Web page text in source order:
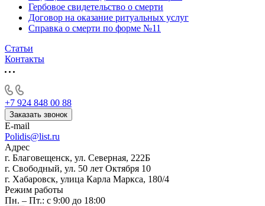
Гербовое свидетельство о смерти
Договор на оказание ритуальных услуг
Справка о смерти по форме №11
Статьи
Контакты
+7 924 848 00 88
Заказать звонок
E-mail
Polidis@list.ru
Адрес
г. Благовещенск, ул. Северная, 222Б
г. Свободный, ул. 50 лет Октября 10
г. Хабаровск, улица Карла Маркса, 180/4
Режим работы
Пн. – Пт.: с 9:00 до 18:00